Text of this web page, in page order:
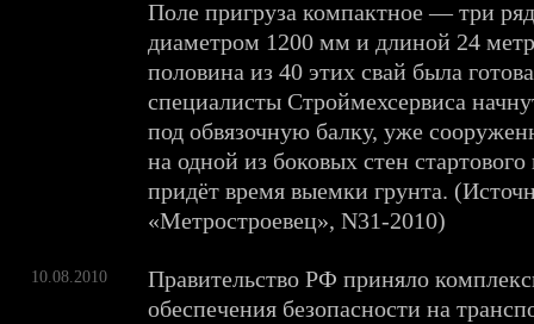
Поле пригруза компактное — три
диаметром 1200 мм и длиной 24
половина из 40 этих свай была
специалисты Строймехсервиса
под обвязочную балку, уже
на одной из боковых стен
придёт время выемки грунта.
«Метростроевец», N31-2010)
10.08.2010
Правительство РФ приняло
обеспечения безопасности на